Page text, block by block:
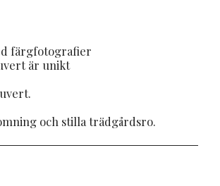
färgfotografier
är unikt
och stilla trädgårdsro.